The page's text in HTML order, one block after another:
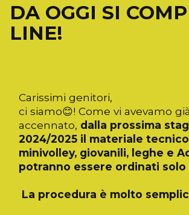
DA OGGI SI
LINE!
Carissimi genitori,
ci siamo😊! Come vi avevamo già
accennato, dalla prossima
2024/2025 il materiale
minivolley, giovanili, leghe e
potranno essere ordinati solo
La procedura è molto